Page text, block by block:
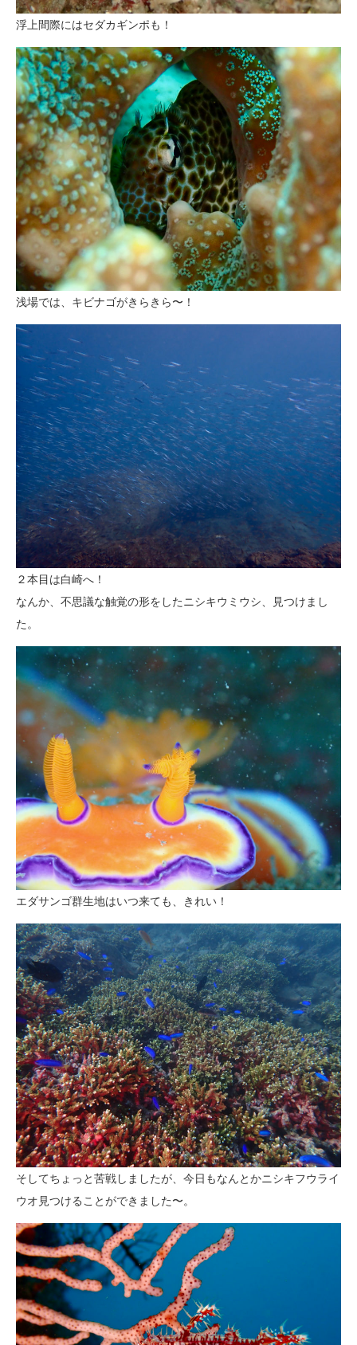
浮上間際にはセダカギンポも！
浅場では、キビナゴがきらきら〜！
２本目は白崎へ！
なんか、不思議な触覚の形をしたニシキウミウシ、見つけまし
た。
エダサンゴ群生地はいつ来ても、きれい！
そしてちょっと苦戦しましたが、今日もなんとかニシキフウライ
ウオ見つけることができました〜。